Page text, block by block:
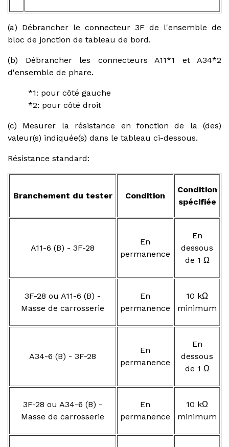
(a) Débrancher le connecteur 3F de l'ensemble de
bloc de jonction de tableau de bord.
(b) Débrancher les connecteurs A11*1 et A34*2
d'ensemble de phare.
*1: pour côté gauche
*2: pour côté droit
(c) Mesurer la résistance en fonction de la (des)
valeur(s) indiquée(s) dans le tableau ci-dessous.
Résistance standard:
Branchement du tester Condition
Condition
spécifiée
A11-6 (B) - 3F-28
En
permanence
En
dessous
de 1 Ω
3F-28 ou A11-6 (B) -
Masse de carrosserie
En
permanence
10 kΩ
minimum
A34-6 (B) - 3F-28
En
permanence
En
dessous
de 1 Ω
3F-28 ou A34-6 (B) -
Masse de carrosserie
En
permanence
10 kΩ
minimum